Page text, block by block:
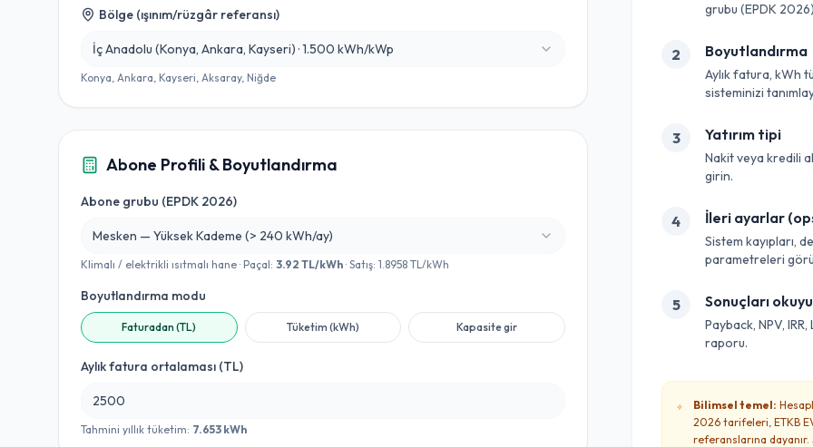
Bölge (ışınım/rüzgâr referansı)
İç Anadolu (Konya, Ankara, Kayseri) ·1.500 kWh/kWp
Konya, Ankara, Kayseri, Aksaray, Niğde
Abone Profili & Boyutlandırma
Abone grubu (EPDK 2026)
Mesken — Yüksek Kademe (> 240 kWh/ay)
Klimalı / elektrikli ısıtmalı hane · Paçal: 3.92 TL/kWh · Satış: 1.8958 TL/kWh
Boyutlandırma modu
Faturadan (TL) Tüketim (kWh) Kapasite gir
Aylık fatura ortalaması (TL)
Tahmini yıllık tüketim: 7.653 kWh
grubu (EPDK
2 Boyutlandırma
Aylık fatura, kWh
sisteminizi
3 Yatırım tipi
Nakit veya kredili
girin.
4 İleri ayarlar
Sistem kayıpları,
parametreleri
5 Sonuçları
Payback, NPV,
raporu.
Bilimsel temel:
2026 tarifeleri, ETKB
referanslarına